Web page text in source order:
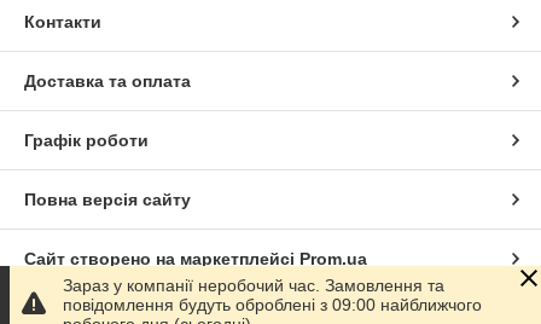
Контакти
Доставка та оплата
Графік роботи
Повна версія сайту
Сайт створено на маркетплейсі Prom.ua
Політика конфіденційності
Зараз у компанії неробочий час. Замовлення та
повідомлення будуть оброблені з 09:00 найближчого